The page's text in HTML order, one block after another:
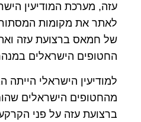
עזה, מערכת המודיעין
לאתר את מקומות
של חמאס ברצועת עזה
החטופים הישראלים
למודיעין הישראלי
מהחטופים הישראלים
ברצועת עזה על פני